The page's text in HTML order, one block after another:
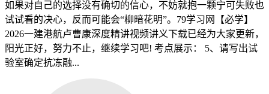
如果对自己的选择没有确切的信心，不妨就抱一颗宁可失败也
试试看的决心，反而可能会“柳暗花明”。79学习网【必学】
2026一建港航卢曹康深度精讲视频讲义下载已经为大家更新，
阳光正好，努力不止，继续学习吧! 考点展示： 5、请写出试
验室确定抗冻融...